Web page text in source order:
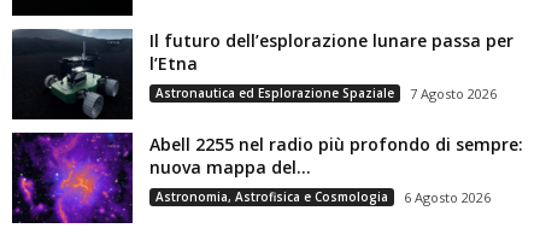
Il futuro dell’esplorazione lunare passa per
l’Etna
Astronautica ed Esplorazione Spaziale 7 Agosto 2026
Abell 2255 nel radio più profondo di sempre:
nuova mappa del...
Astronomia, Astrofisica e Cosmologia 6 Agosto 2026